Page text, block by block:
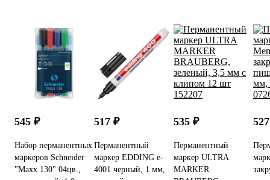
545 ₽
Набор перманентных
маркеров Schneider
"Maxx 130" 04цв.,
517 ₽
Перманентный
маркер EDDING e-
4001 черный, 1 мм,
535 ₽
Перманентный
маркер ULTRA
MARKER